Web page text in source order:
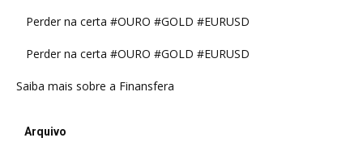
Perder na certa #OURO #GOLD #EURUSD
Perder na certa #OURO #GOLD #EURUSD
Saiba mais sobre a Finansfera
Arquivo